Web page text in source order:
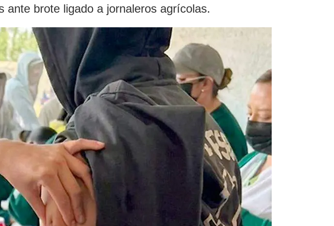
ante brote ligado a jornaleros agrícolas.